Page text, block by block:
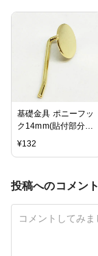
基礎金具 ポニーフッ
ク14mm(貼付部分)1
個入【ゴールド】
¥132
投稿へのコメント